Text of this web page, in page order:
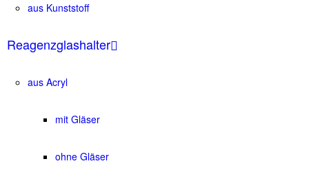
aus Kunststoff
Reagenzglashalter
aus Acryl
mit Gläser
ohne Gläser